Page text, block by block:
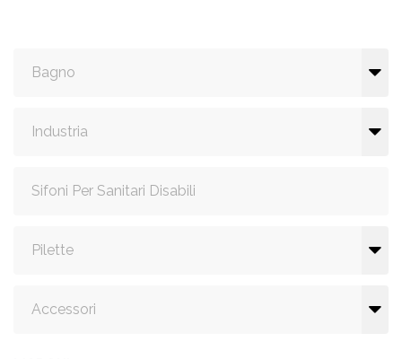
Bagno
Industria
Sifoni Per Sanitari Disabili
Pilette
Accessori